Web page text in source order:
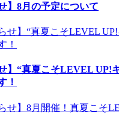
】8月の予定について
】“真夏こそLEVEL UP!
！